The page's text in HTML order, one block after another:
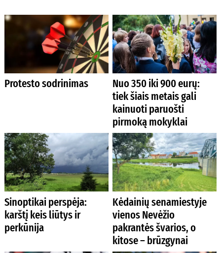
Protesto sodrinimas
Nuo 350 iki 900 eurų:
tiek šiais metais gali
kainuoti paruošti
pirmoką mokyklai
Sinoptikai perspėja:
karštį keis liūtys ir
perkūnija
Kėdainių senamiestyje
vienos Nevėžio
pakrantės švarios, o
kitose – brūzgynai